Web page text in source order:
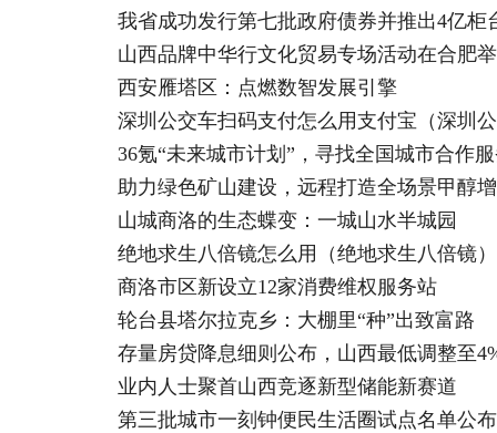
我省成功发行第七批政府债券并推出4亿柜
山西品牌中华行文化贸易专场活动在合肥
西安雁塔区：点燃数智发展引擎
深圳公交车扫码支付怎么用支付宝（深圳
36氪“未来城市计划”，寻找全国城市合作
助力绿色矿山建设，远程打造全场景甲醇
山城商洛的生态蝶变：一城山水半城园
绝地求生八倍镜怎么用（绝地求生八倍镜）
商洛市区新设立12家消费维权服务站
轮台县塔尔拉克乡：大棚里“种”出致富路
存量房贷降息细则公布，山西最低调整至
业内人士聚首山西竞逐新型储能新赛道
第三批城市一刻钟便民生活圈试点名单公